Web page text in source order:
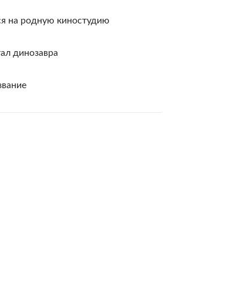
на родную киностудию
динозавра